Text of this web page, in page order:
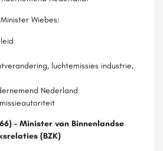
Wiebes:
luchtemissies industrie,
Nederland
- Minister van Binnenlandse
(BZK)